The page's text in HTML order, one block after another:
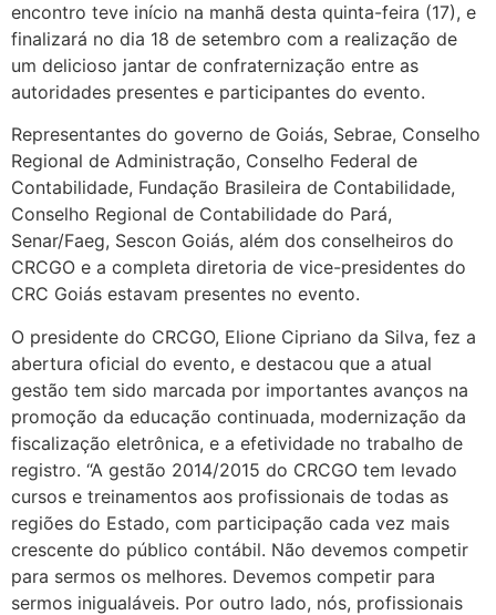
encontro teve início na manhã desta quinta-feira (17), e
finalizará no dia 18 de setembro com a realização de
um delicioso jantar de confraternização entre as
autoridades presentes e participantes do evento.
Representantes do governo de Goiás, Sebrae, Conselho
Regional de Administração, Conselho Federal de
Contabilidade, Fundação Brasileira de Contabilidade,
Conselho Regional de Contabilidade do Pará,
Senar/Faeg, Sescon Goiás, além dos conselheiros do
CRCGO e a completa diretoria de vice-presidentes do
CRC Goiás estavam presentes no evento.
O presidente do CRCGO, Elione Cipriano da Silva, fez a
abertura oficial do evento, e destacou que a atual
gestão tem sido marcada por importantes avanços na
promoção da educação continuada, modernização da
fiscalização eletrônica, e a efetividade no trabalho de
registro. “A gestão 2014/2015 do CRCGO tem levado
cursos e treinamentos aos profissionais de todas as
regiões do Estado, com participação cada vez mais
crescente do público contábil. Não devemos competir
para sermos os melhores. Devemos competir para
sermos inigualáveis. Por outro lado, nós, profissionais